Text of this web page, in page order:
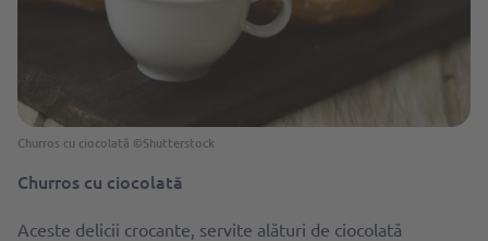
Churros cu ciocolată ©Shutterstock
Churros cu ciocolată
Aceste delicii crocante, servite alături de ciocolată